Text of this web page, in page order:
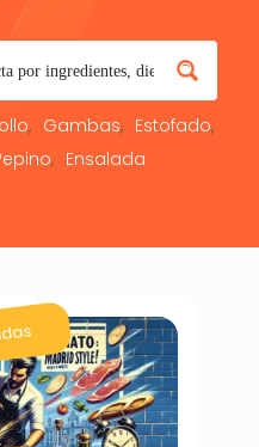
Gambas
Estofado
Ensalada